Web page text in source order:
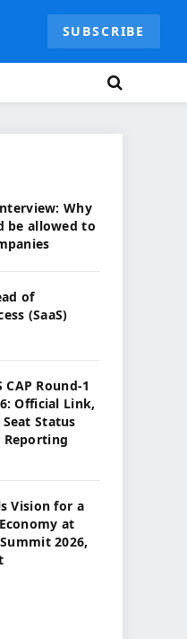
SUBSCRIBE
Why
be allowed to
of
(SaaS)
CAP Round-1
Official Link,
Status
Reporting
Vision for a
at
2026,